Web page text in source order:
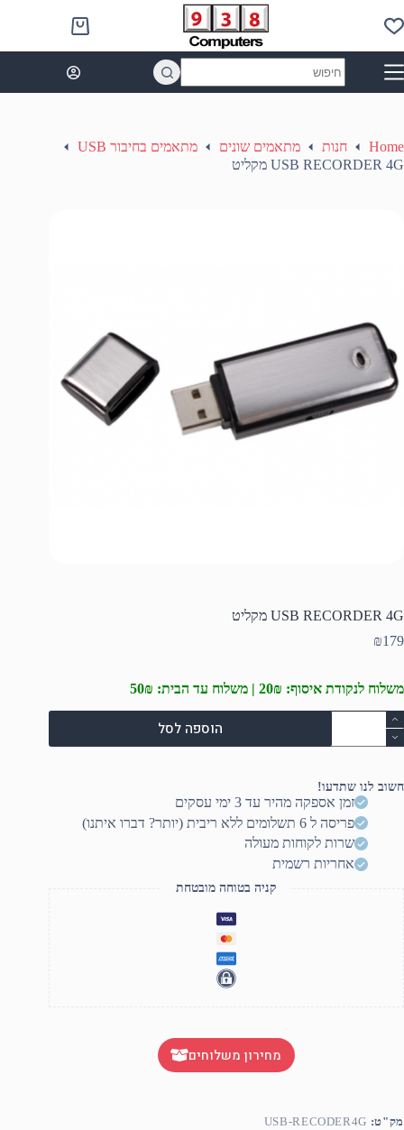
to
content
Shopping
cart
results
Home חנות מתאמים שונים
מתאמים בחיבור USB
USB RECORDER 4G מקליט
USB RECORDER 4G מקליט
₪179
משלוח לנקודת איסוף: 20₪ | משלוח עד הבית: 50₪
כמות
של
USB
מקליט
הוספה לסל
חשוב לנו שתדעו!
זמן אספקה מהיר עד 3 ימי עסקים
פריסה ל 6 תשלומים ללא ריבית (יותר? דברו איתנו)
שרות לקוחות מעולה
אחריות רשמית
קניה בטוחה מובטחת
מחירון משלוחים
מק"ט: USB-RECODER4G